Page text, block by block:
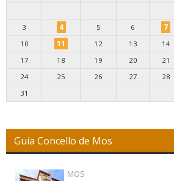
3
4 5 6 7
10
11 12 13 14
17
18 19 20 21
24
25 26 27 28
31
Guía Concello de Mos
MOS